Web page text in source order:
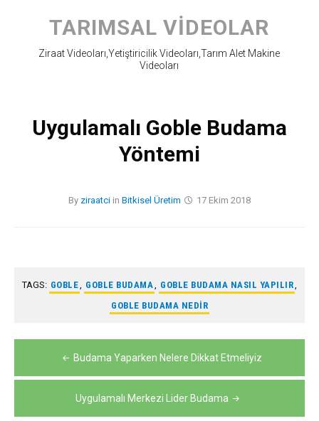
content
TARIMSAL VIDEOLAR
Ziraat Videoları,Yetiştiricilik Videoları,Tarım Alet Makine
Videoları
Uygulamalı Goble Budama
Yöntemi
By ziraatci in Bitkisel Üretim 17 Ekim 2018
TAGS: GOBLE, GOBLE BUDAMA, GOBLE BUDAMA NASIL YAPILIR,
GOBLE BUDAMA NEDIR
gezinmesi
Budama Yaparken Nelere Dikkat Etmeliyiz
Uygulamalı Merkezi Lider Budama